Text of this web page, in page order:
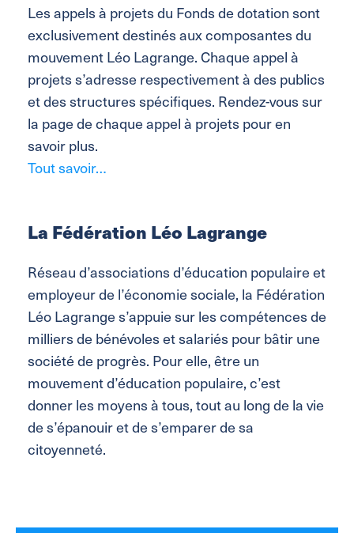
Les appels à projets du Fonds de dotation sont
exclusivement destinés aux composantes du
mouvement Léo Lagrange. Chaque appel à
projets s’adresse respectivement à des publics
et des structures spécifiques. Rendez-vous sur
la page de chaque appel à projets pour en
savoir plus.
Tout savoir…
La Fédération Léo Lagrange
Réseau d’associations d’éducation populaire et
employeur de l’économie sociale, la Fédération
Léo Lagrange s’appuie sur les compétences de
milliers de bénévoles et salariés pour bâtir une
société de progrès. Pour elle, être un
mouvement d’éducation populaire, c’est
donner les moyens à tous, tout au long de la vie
de s’épanouir et de s’emparer de sa
citoyenneté.